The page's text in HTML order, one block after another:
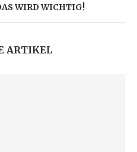
WIRD WICHTIG!
ARTIKEL